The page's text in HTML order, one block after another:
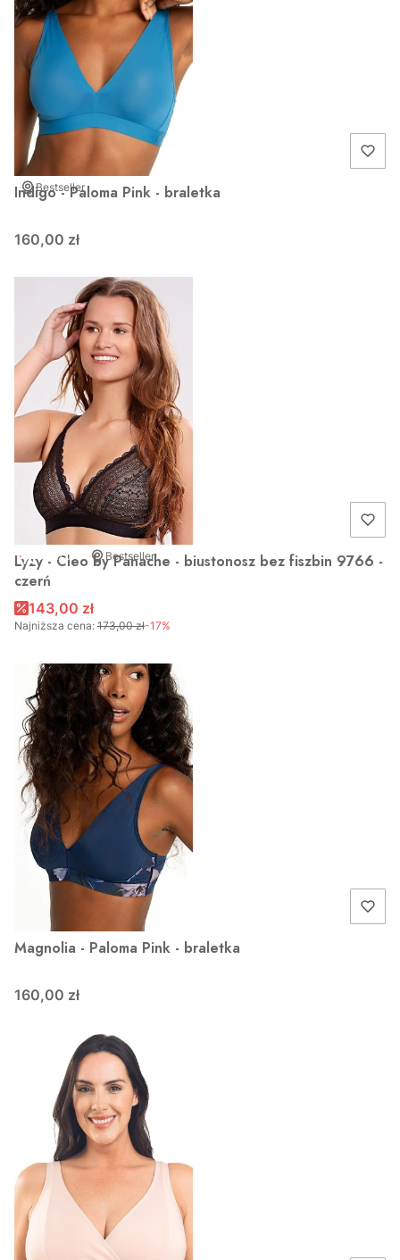
Bestseller
Indigo - Paloma Pink - braletka
160,00 zł
OKAZJA Bestseller
Lyzy - Cleo by Panache - biustonosz bez fiszbin 9766 -
czerń
143,00 zł
Najniższa cena: 173,00 zł-17%
Magnolia - Paloma Pink - braletka
160,00 zł